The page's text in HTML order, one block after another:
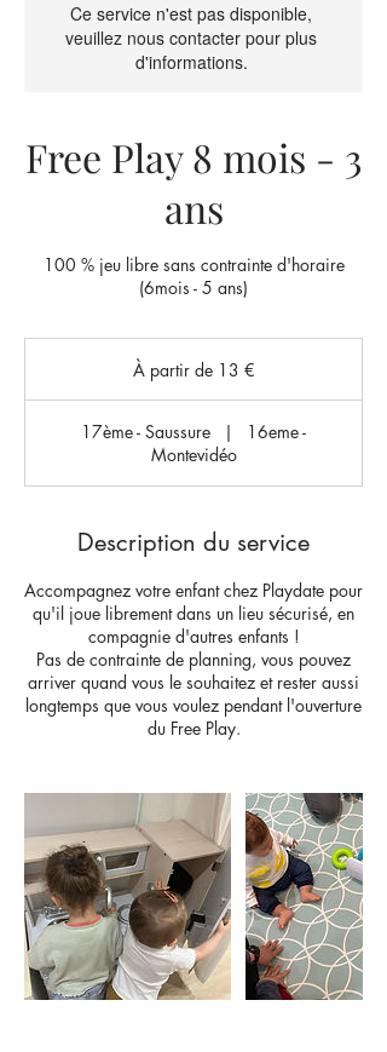
Ce service n'est pas disponible,
veuillez nous contacter pour plus
d'informations.
Free Play 8 mois - 3
ans
100 % jeu libre sans contrainte d'horaire
(6mois - 5 ans)
euros
À partir de 13 €
17ème - Saussure |
16eme -
Montevidéo
Description du service
Accompagnez votre enfant chez Playdate pour
qu'il joue librement dans un lieu sécurisé, en
compagnie d'autres enfants !
Pas de contrainte de planning, vous pouvez
arriver quand vous le souhaitez et rester aussi
longtemps que vous voulez pendant l'ouverture
du Free Play.